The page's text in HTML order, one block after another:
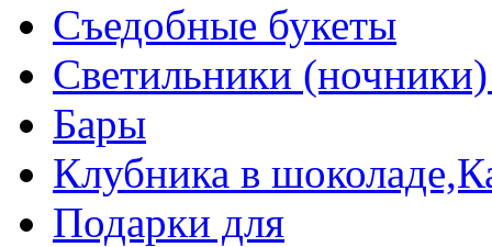
Съедобные букеты
Светильники
Бары
Клубника в
Подарки для